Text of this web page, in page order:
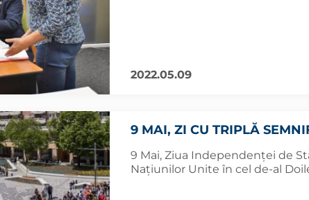
2022.05.09
9 MAI, ZI CU TRIPLĂ
9 Mai, Ziua Independenței de
Națiunilor Unite în cel de-al